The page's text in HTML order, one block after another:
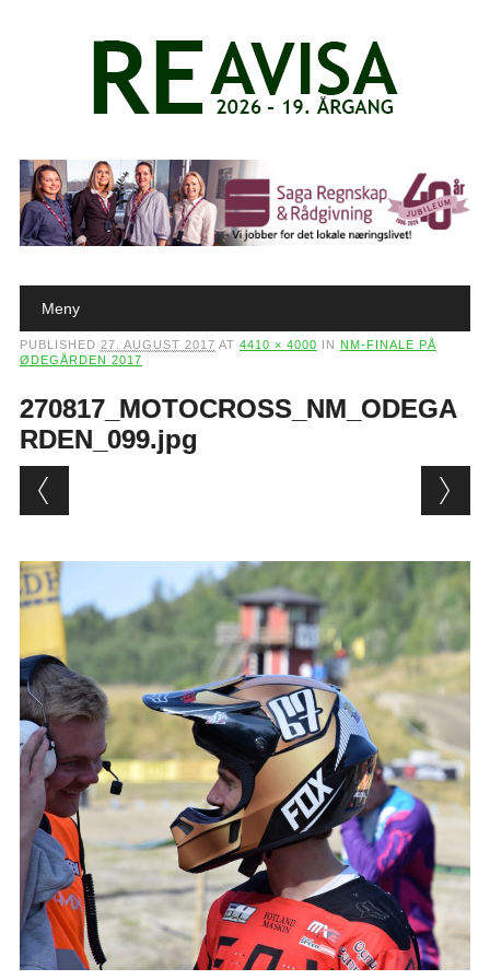
Main menu
Meny
PUBLISHED 27. AUGUST 2017 AT 4410 × 4000 IN NM-FINALE PÅ
ØDEGÅRDEN 2017
270817_MOTOCROSS_NM_ODEGA
RDEN_099.jpg